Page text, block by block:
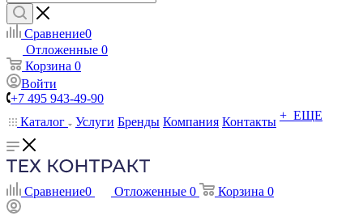
Сравнение0
Отложенные 0
Корзина 0
Войти
+7 495 943-49-90
Каталог
Услуги Бренды Компания Контакты + ЕЩЕ
Сравнение0 Отложенные 0 Корзина 0